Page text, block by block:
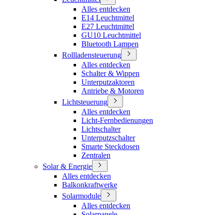
Alles entdecken
E14 Leuchtmittel
E27 Leuchtmittel
GU10 Leuchtmittel
Bluetooth Lampen
Rollladensteuerung
Alles entdecken
Schalter & Wippen
Unterputzaktoren
Antriebe & Motoren
Lichtsteuerung
Alles entdecken
Licht-Fernbedienungen
Lichtschalter
Unterputzschalter
Smarte Steckdosen
Zentralen
Solar & Energie
Alles entdecken
Balkonkraftwerke
Solarmodule
Alles entdecken